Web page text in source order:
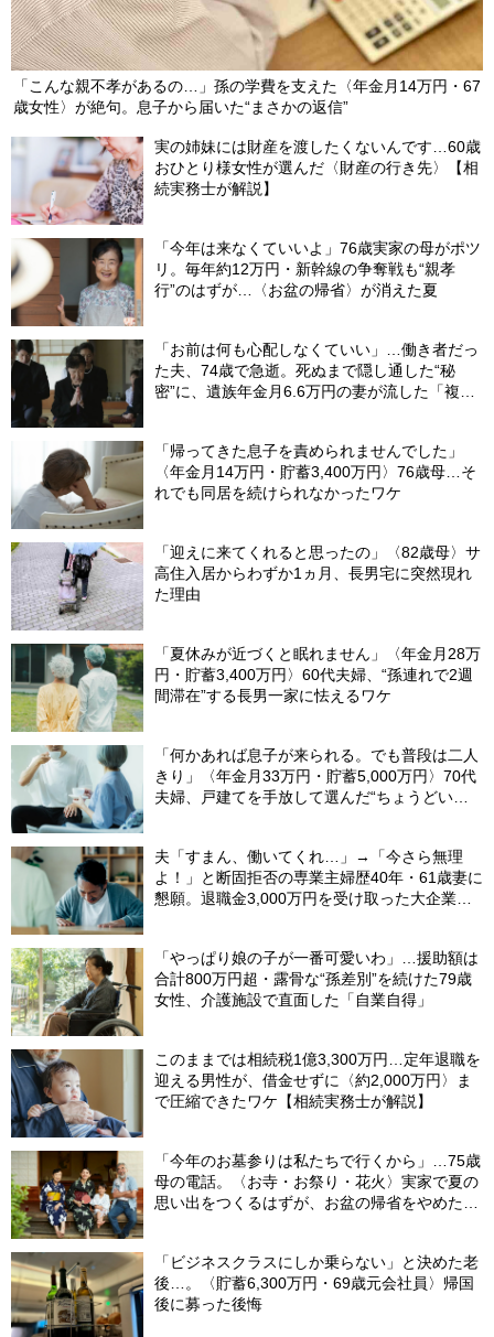
「こんな親不孝があるの…」孫の学費を支えた〈年金月14万円・67
歳女性〉が絶句。息子から届いた“まさかの返信”
実の姉妹には財産を渡したくないんです…60歳
おひとり様女性が選んだ〈財産の行き先〉【相
続実務士が解説】
「今年は来なくていいよ」76歳実家の母がポツ
リ。毎年約12万円・新幹線の争奪戦も“親孝
行”のはずが…〈お盆の帰省〉が消えた夏
「お前は何も心配しなくていい」…働き者だっ
た夫、74歳で急逝。死ぬまで隠し通した“秘
密”に、遺族年金月6.6万円の妻が流した「複雑
「帰ってきた息子を責められませんでした」
〈年金月14万円・貯蓄3,400万円〉76歳母…そ
れでも同居を続けられなかったワケ
「迎えに来てくれると思ったの」〈82歳母〉サ
高住入居からわずか1ヵ月、長男宅に突然現れ
た理由
「夏休みが近づくと眠れません」〈年金月28万
円・貯蓄3,400万円〉60代夫婦、“孫連れで2週
間滞在”する長男一家に怯えるワケ
「何かあれば息子が来られる。でも普段は二人
きり」〈年金月33万円・貯蓄5,000万円〉70代
夫婦、戸建てを手放して選んだ“ちょうどいい
夫「すまん、働いてくれ…」→「今さら無理
よ！」と断固拒否の専業主婦歴40年・61歳妻に
懇願。退職金3,000万円を受け取った大企業元
「やっぱり娘の子が一番可愛いわ」…援助額は
合計800万円超・露骨な“孫差別”を続けた79歳
女性、介護施設で直面した「自業自得」
このままでは相続税1億3,300万円…定年退職を
迎える男性が、借金せずに〈約2,000万円〉ま
で圧縮できたワケ【相続実務士が解説】
「今年のお墓参りは私たちで行くから」…75歳
母の電話。〈お寺・お祭り・花火〉実家で夏の
思い出をつくるはずが、お盆の帰省をやめた理
「ビジネスクラスにしか乗らない」と決めた老
後…。〈貯蓄6,300万円・69歳元会社員〉帰国
後に募った後悔